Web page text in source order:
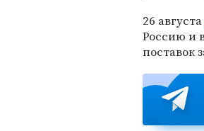
26 августа
Россию и
поставок